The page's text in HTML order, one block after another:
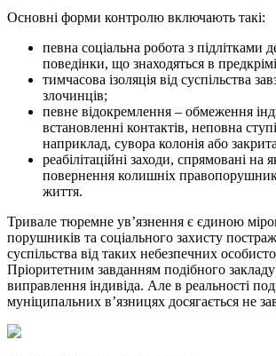
Основні форми контролю включають такі:
певна соціальна робота з підлітками
поведінки, що знаходяться в
тимчасова ізоляція від суспільства
злочинців;
певне відокремлення – обмеження
встановленні контактів, неповна
наприклад, сувора колонія або
реабілітаційні заходи, спрямовані
повернення колишніх
життя.
Тривале тюремне ув’язнення є єдиною
порушників та соціального захисту
суспільства від таких небезпечних
Пріоритетним завданням подібного
виправлення індивіда. Але в реальності
муніципальних в’язницях досягається не